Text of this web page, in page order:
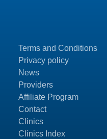
Terms and Conditions
Privacy policy
News
Providers
Affiliate Program
Contact
Clinics
Clinics Index